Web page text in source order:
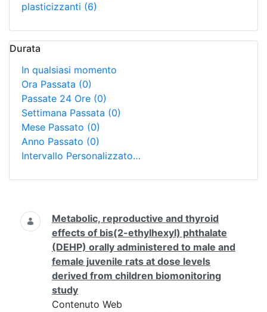
plasticizzanti (6)
Durata
In qualsiasi momento
Ora Passata (0)
Passate 24 Ore (0)
Settimana Passata (0)
Mese Passato (0)
Anno Passato (0)
Intervallo Personalizzato…
Ricerca
Metabolic, reproductive and thyroid
effects of bis(2-ethylhexyl) phthalate
(DEHP) orally administered to male and
female juvenile rats at dose levels
derived from children biomonitoring
study
Contenuto Web